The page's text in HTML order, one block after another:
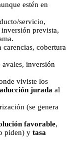
estén en
servicio,
prevista,
cobertura
avales, inversión
viviste los
jurada al
(se genera
favorable,
piden) y tasa